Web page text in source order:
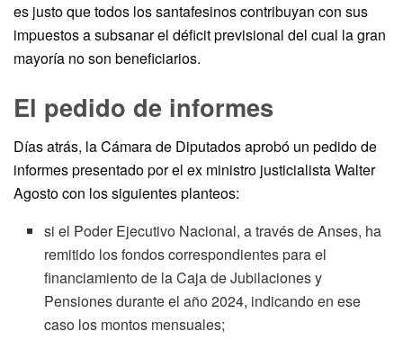
es justo que todos los santafesinos contribuyan con sus
impuestos a subsanar el déficit previsional del cual la gran
mayoría no son beneficiarios.
El pedido de informes
Días atrás, la Cámara de Diputados aprobó un pedido de
informes presentado por el ex ministro justicialista Walter
Agosto con los siguientes planteos:
si el Poder Ejecutivo Nacional, a través de Anses, ha
remitido los fondos correspondientes para el
financiamiento de la Caja de Jubilaciones y
Pensiones durante el año 2024, indicando en ese
caso los montos mensuales;